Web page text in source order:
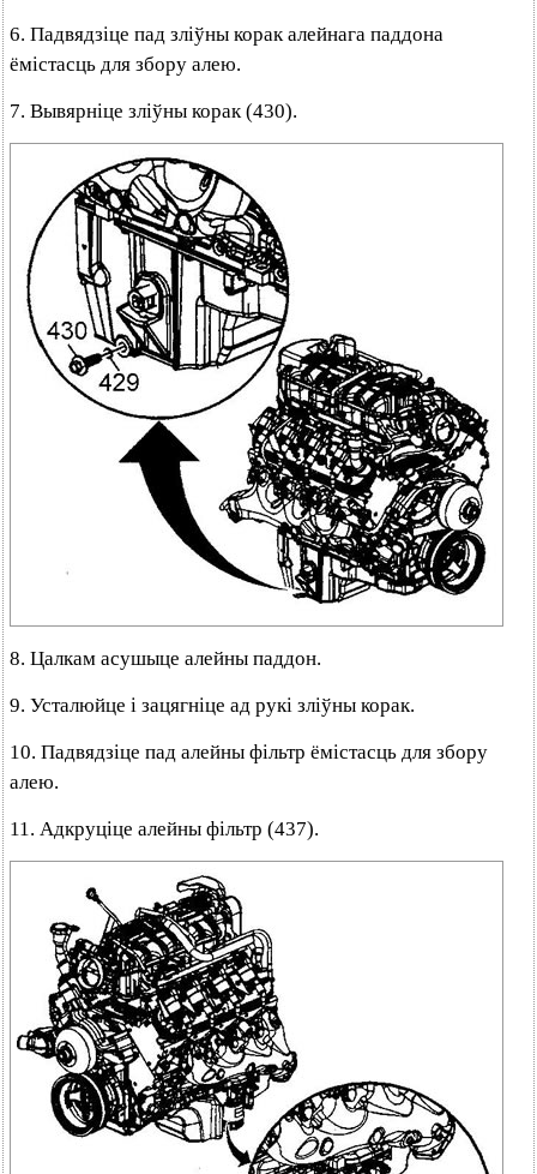
6. Падвядзіце пад зліўны корак алейнага паддона
ёмістасць для збору алею.
7. Вывярніце зліўны корак (430).
8. Цалкам асушыце алейны паддон.
9. Усталюйце і зацягніце ад рукі зліўны корак.
10. Падвядзіце пад алейны фільтр ёмістасць для збору
алею.
11. Адкруціце алейны фільтр (437).